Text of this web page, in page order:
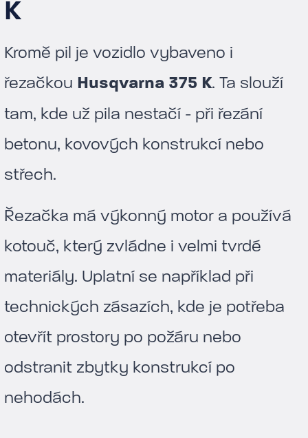
K
Kromě pil je vozidlo vybaveno i
řezačkou Husqvarna 375 K. Ta slouží
tam, kde už pila nestačí - při řezání
betonu, kovových konstrukcí nebo
střech.
Řezačka má výkonný motor a používá
kotouč, který zvládne i velmi tvrdé
materiály. Uplatní se například při
technických zásazích, kde je potřeba
otevřít prostory po požáru nebo
odstranit zbytky konstrukcí po
nehodách.